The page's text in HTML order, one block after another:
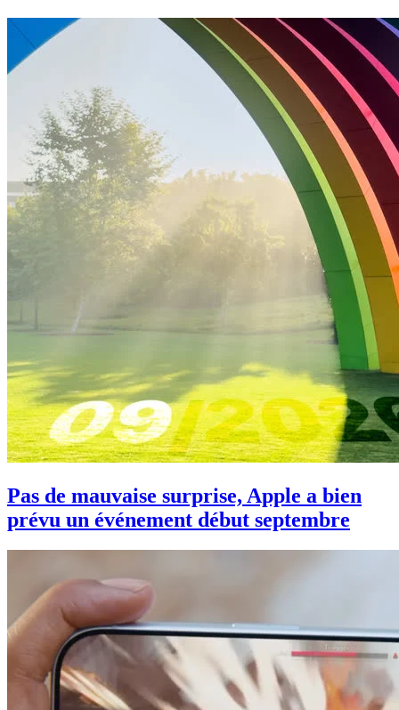
Pas de mauvaise surprise, Apple a bien
prévu un événement début septembre